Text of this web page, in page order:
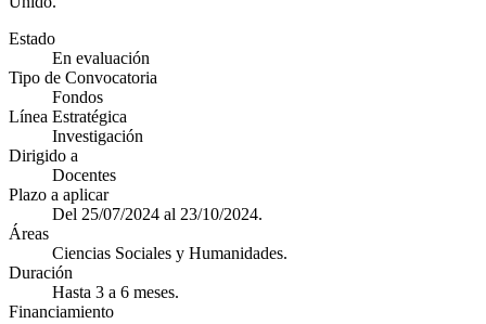
Estado
En evaluación
Tipo de Convocatoria
Fondos
Línea Estratégica
Investigación
Dirigido a
Docentes
Plazo a aplicar
Del 25/07/2024 al 23/10/2024.
Áreas
Ciencias Sociales y Humanidades.
Duración
Hasta 3 a 6 meses.
Financiamiento